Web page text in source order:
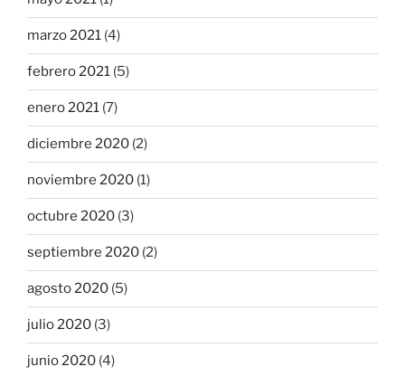
marzo 2021 (4)
febrero 2021 (5)
enero 2021 (7)
diciembre 2020 (2)
noviembre 2020 (1)
octubre 2020 (3)
septiembre 2020 (2)
agosto 2020 (5)
julio 2020 (3)
junio 2020 (4)